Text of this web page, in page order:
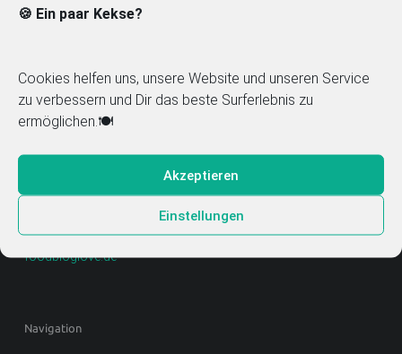
🍪 Ein paar Kekse?
Cookies helfen uns, unsere Website und unseren Service
zu verbessern und Dir das beste Surferlebnis zu
ermöglichen.🍽️
Akzeptieren
Einstellungen
guacamole
Dip
Mitglied im Food Blog Verzeichnis
foodbloglove.de
Navigation